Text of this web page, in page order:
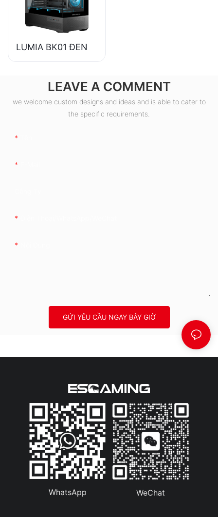
LUMIA BK01 ĐEN
LEAVE A COMMENT
we welcome custom designs and ideas and is able to cater to
the specific requirements.
GỬI YÊU CẦU NGAY BÂY GIỜ
WhatsApp WeChat